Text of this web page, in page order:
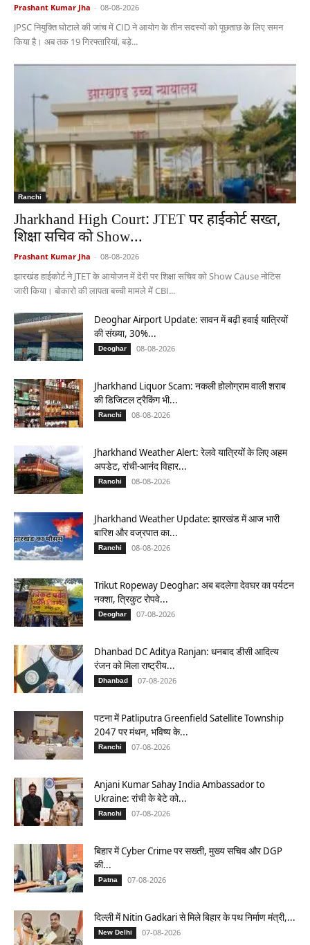
Prashant Kumar Jha - 08-08-2026
JPSC नियुक्ति घोटाले की जांच में CID ने आयोग के तीन सदस्यों को पूछताछ के लिए समन
किया है। अब तक 19 गिरफ्तारियां, बड़े...
Ranchi
Jharkhand High Court: JTET पर हाईकोर्ट सख्त,
शिक्षा सचिव को Show...
Prashant Kumar Jha - 08-08-2026
झारखंड हाईकोर्ट ने JTET के आयोजन में देरी पर शिक्षा सचिव को Show Cause नोटिस
जारी किया। बोकारो की लापता बच्ची मामले में CBI...
Deoghar Airport Update: सावन में बढ़ी हवाई यात्रियों
की संख्या, 30%...
Deoghar 08-08-2026
Jharkhand Liquor Scam: नकली होलोग्राम वाली शराब
की डिजिटल ट्रैकिंग भी...
Ranchi 08-08-2026
Jharkhand Weather Alert: रेलवे यात्रियों के लिए अहम
अपडेट, रांची-आनंद विहार...
Ranchi 08-08-2026
Jharkhand Weather Update: झारखंड में आज भारी
बारिश और वज्रपात का...
Ranchi 08-08-2026
Trikut Ropeway Deoghar: अब बदलेगा देवघर का पर्यटन
नक्शा, त्रिकुट रोपवे...
Deoghar 07-08-2026
Dhanbad DC Aditya Ranjan: धनबाद डीसी आदित्य
रंजन को मिला राष्ट्रीय...
Dhanbad 07-08-2026
पटना में Patliputra Greenfield Satellite Township
2047 पर मंथन, भविष्य के...
Ranchi 07-08-2026
Anjani Kumar Sahay India Ambassador to
Ukraine: रांची के बेटे को...
Ranchi 07-08-2026
बिहार में Cyber Crime पर सख्ती, मुख्य सचिव और DGP
की...
Patna 07-08-2026
दिल्ली में Nitin Gadkari से मिले बिहार के पथ निर्माण मंत्री,...
New Delhi 07-08-2026